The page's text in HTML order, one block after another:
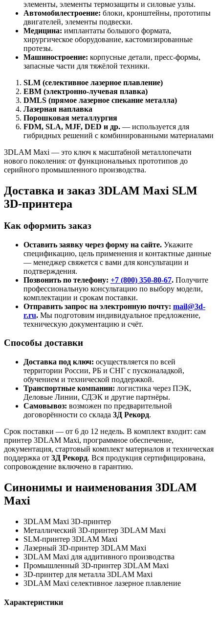
элементы, элементы термозащиты и силовые узлы.
Автомобилестроение: блоки, кронштейны, прототипы
двигателей, элементы подвески.
Медицина: имплантаты большого формата,
хирургическое оборудование, кастомизированные
протезы.
Машиностроение: корпусные детали, пресс-формы,
запасные части для тяжёлой техники.
SLM (селективное лазерное плавление)
EBM (электронно-лучевая плавка)
DMLS (прямое лазерное спекание металла)
Лазерная наплавка
Порошковая металлургия
FDM, SLA, MJF, DED и др. — используется для
гибридных решений с комбинированными материалами
3DLAM Maxi — это ключ к масштабной металлопечати
нового поколения: от функциональных прототипов до
серийного промышленного производства.
Доставка и заказ 3DLAM Maxi SLM
3D-принтера
Как оформить заказ
Оставить заявку через форму на сайте. Укажите
спецификацию, цель применения и контактные данные
— менеджер свяжется с вами для консультации и
подтверждения.
Позвонить по телефону: +7 (800) 350-80-67. Получите
профессиональную консультацию по выбору модели,
комплектации и срокам поставки.
Отправить запрос на электронную почту: mail@3d-
r.ru. Мы подготовим индивидуальное предложение,
техническую документацию и счёт.
Способы доставки
Доставка под ключ: осуществляется по всей
территории России, РБ и СНГ с пусконаладкой,
обучением и технической поддержкой.
Транспортные компании: логистика через ПЭК,
Деловые Линии, СДЭК и другие партнёры.
Самовывоз: возможен по предварительной
договорённости со склада 3Д Рекорд.
Срок поставки — от 6 до 12 недель. В комплект входит: сам
принтер 3DLAM Maxi, программное обеспечение,
документация, стартовый комплект материалов и техническая
поддержка от 3Д Рекорд. Вся продукция сертифицирована,
сопровождение включено в гарантию.
Синонимы и наименования 3DLAM
Maxi
3DLAM Maxi 3D-принтер
Металлический 3D-принтер 3DLAM Maxi
SLM-принтер 3DLAM Maxi
Лазерный 3D-принтер 3DLAM Maxi
3DLAM Maxi для аддитивного производства
Промышленный 3D-принтер 3DLAM Maxi
3D-принтер для металла 3DLAM Maxi
3DLAM Maxi селективное лазерное плавление
Характеристики